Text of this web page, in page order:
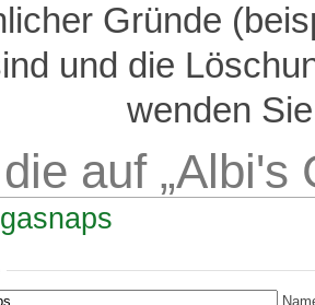
Gründe
und die
wenden
auf „Albi's